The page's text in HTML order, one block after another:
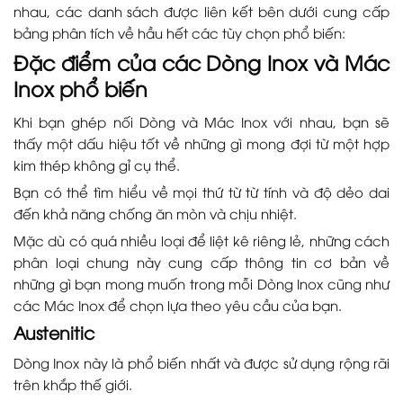
nhau, các danh sách được liên kết bên dưới cung cấp
bảng phân tích về hầu hết các tùy chọn phổ biến:
Đặc điểm của các Dòng Inox và Mác
Inox phổ biến
Khi bạn ghép nối Dòng và Mác Inox với nhau, bạn sẽ
thấy một dấu hiệu tốt về những gì mong đợi từ một hợp
kim thép không gỉ cụ thể.
Bạn có thể tìm hiểu về mọi thứ từ từ tính và độ dẻo dai
đến khả năng chống ăn mòn và chịu nhiệt.
Mặc dù có quá nhiều loại để liệt kê riêng lẻ, những cách
phân loại chung này cung cấp thông tin cơ bản về
những gì bạn mong muốn trong mỗi Dòng Inox cũng như
các Mác Inox để chọn lựa theo yêu cầu của bạn.
Austenitic
Dòng Inox này là phổ biến nhất và được sử dụng rộng rãi
trên khắp thế giới.